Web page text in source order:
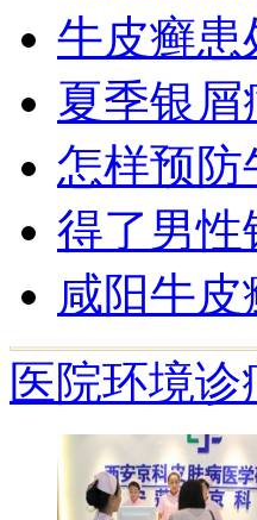
牛皮癣患
夏季银
怎样预防
得了男性
咸阳牛
医院环境诊